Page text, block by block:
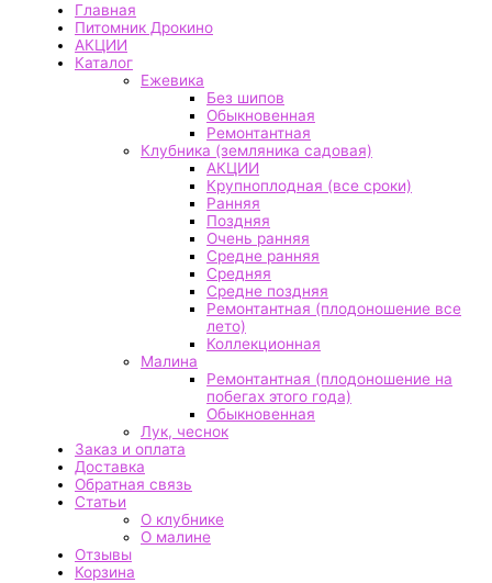
Главная
Питомник Дрокино
АКЦИИ
Каталог
Ежевика
Без шипов
Обыкновенная
Ремонтантная
Клубника (земляника садовая)
АКЦИИ
Крупноплодная (все сроки)
Ранняя
Поздняя
Очень ранняя
Средне ранняя
Средняя
Средне поздняя
Ремонтантная (плодоношение все
лето)
Коллекционная
Малина
Ремонтантная (плодоношение на
побегах этого года)
Обыкновенная
Лук, чеснок
Заказ и оплата
Доставка
Обратная связь
Статьи
О клубнике
О малине
Отзывы
Корзина